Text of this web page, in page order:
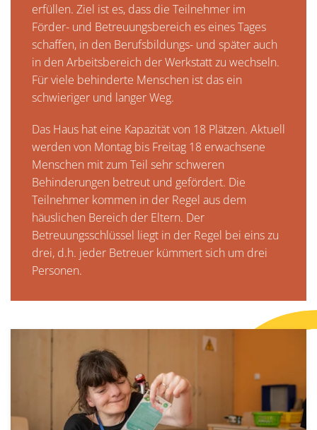
erfüllen. Ziel ist es, dass die Teilnehmer im
Förder- und Betreuungsbereich es eines Tages
schaffen, in den Berufsbildungs- und später auch
in den Arbeitsbereich der Werkstatt zu wechseln.
Für viele behinderte Menschen ist das ein
schwieriger und langer Weg.
Das Haus hat eine Kapazität von 18 Plätzen. Aktuell
werden von Montag bis Freitag 18 erwachsene
Menschen mit zum Teil sehr schweren
Behinderungen betreut und gefördert. Die
Teilnehmer kommen in der Regel aus dem
häuslichen Bereich der Eltern. Der
Betreuungsschlüssel liegt in der Regel bei eins zu
drei, d.h. jeder Betreuer kümmert sich um drei
Personen.